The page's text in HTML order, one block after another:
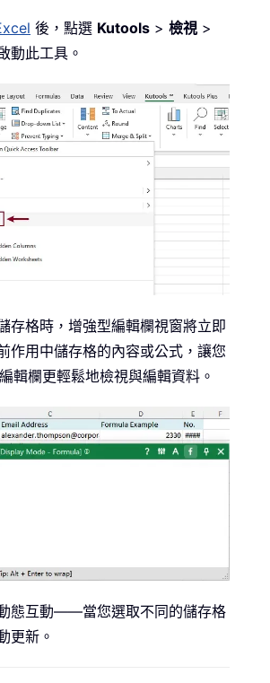
後，點選 Kutools > 檢視 >
動此工具。
存格時，增強型編輯欄視窗將立即
作用中儲存格的內容或公式，讓您
輯欄更輕鬆地檢視與編輯資料。
態互動——當您選取不同的儲存格
更新。